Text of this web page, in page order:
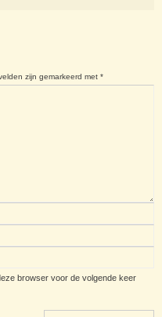
zijn gemarkeerd met *
browser voor de volgende keer